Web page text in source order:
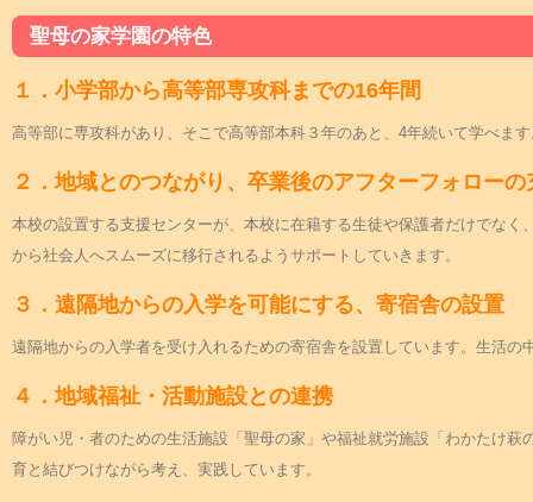
聖母の家学園の特色
１．小学部から高等部専攻科までの16年間
高等部に専攻科があり、そこで高等部本科３年のあと、4年続いて学べま
２．地域とのつながり、卒業後のアフターフォローの
本校の設置する支援センターが、本校に在籍する生徒や保護者だけでな
から社会人へスムーズに移行されるようサポートしていきます。
３．遠隔地からの入学を可能にする、寄宿舎の設置
遠隔地からの入学者を受け入れるための寄宿舎を設置しています。生活
４．地域福祉・活動施設との連携
障がい児・者のための生活施設「聖母の家」や福祉就労施設「わかたけ
育と結びつけながら考え、実践しています。